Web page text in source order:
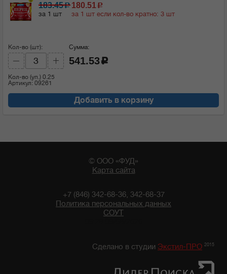
183.45c
за 1 шт
180.51c
за 1 шт если кол-во кратно: 3 шт
Кол-во (шт):
Кол-во (уп.) 0.25
Артикул: 09261
Сумма:
541.53 c
Добавить в корзину
© ООО «ФУД»
Карта сайта
+7 (846) 342-68-36, 342-68-37
Политика персональных данных
СОУТ
Сделано в студии Экстил-ПРО 2015